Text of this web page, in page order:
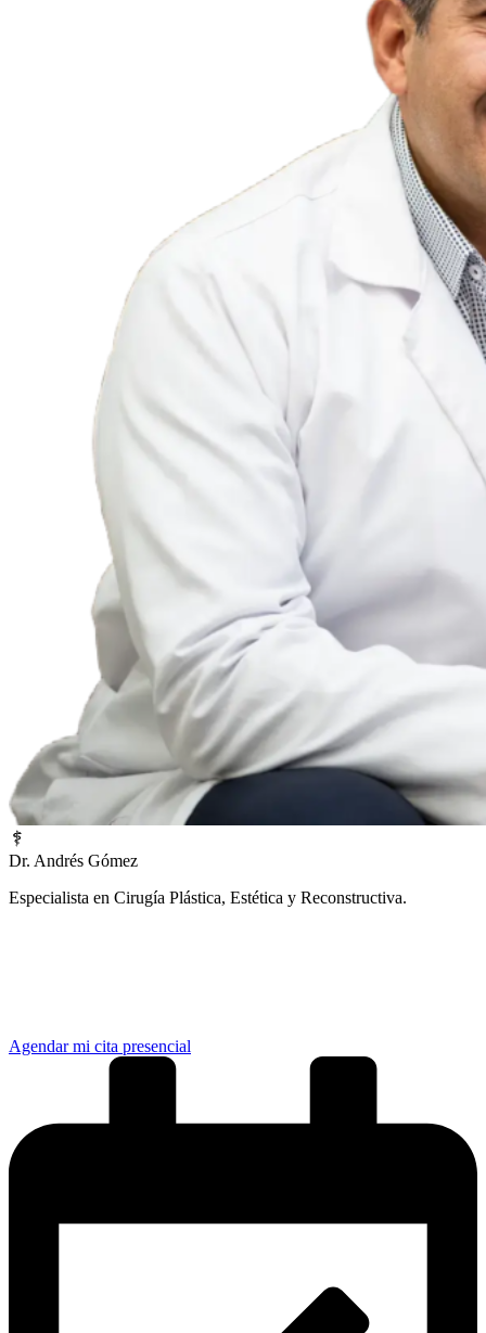
Dr. Andrés Gómez
Especialista en Cirugía Plástica, Estética y Reconstructiva.
Agendar mi cita presencial